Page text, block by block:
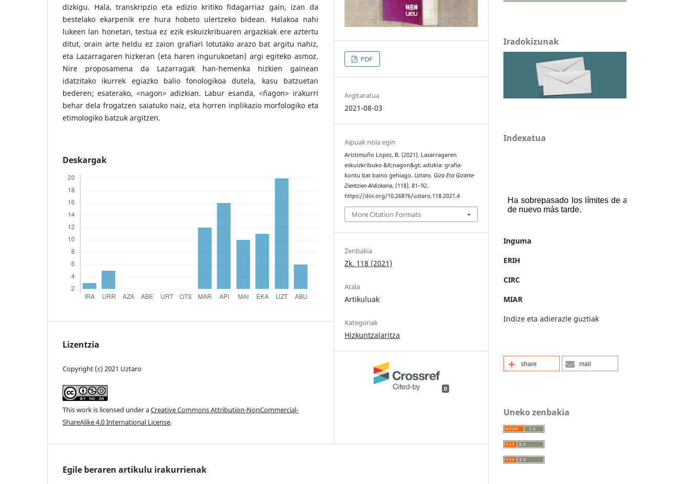
dizkigu. Hala, transkripzio eta edizio kritiko fidagarriaz gain, izan da
bestelako ekarpenik ere hura hobeto ulertzeko bidean. Halakoa nahi
lukeen lan honetan, testua ez ezik eskuizkribuaren argazkiak ere aztertu
ditut, orain arte heldu ez zaion grafiari lotutako arazo bat argitu nahiz,
eta Lazarragaren hizkeran (eta haren ingurukoetan) argi egiteko asmoz.
Nire proposamena da Lazarragak han-hemenka hizkien gainean
idatzitako ikurrek egiazko balio fonologikoa dutela, kasu batzuetan
bederen; esaterako, <nagon> adizkian. Labur esanda, <ñagon> irakurri
behar dela frogatzen saiatuko naiz, eta horren inplikazio morfologiko eta
etimologiko batzuk argitzen.
Deskargak
Lizentzia
Copyright (c) 2021 Uztaro
This work is licensed under aCreative Commons Attribution-NonCommercial-
ShareAlike 4.0 International License.
PDF
Argitaratua
2021-08-03
Aipuak nola egin
Ariztimuño Lopez, B. (2021). Lazarragaren
eskuizkribuko &lt;nagon&gt; adizkia: grafia-
kontu bat baino gehiago. Uztaro. Giza Eta Gizarte-
Zientzien Aldizkaria, (118), 81–92.
https://doi.org/10.26876/uztaro.118.2021.4
More Citation Formats
Zenbakia
Zk. 118 (2021)
Atala
Artikuluak
Kategoriak
Hizkuntzalaritza
0
Egile beraren artikulu irakurrienak
Iradokizunak
Indexatua
Inguma
ERIH
CIRC
MIAR
Indize eta adierazle guztiak
share mail
Uneko zenbakia